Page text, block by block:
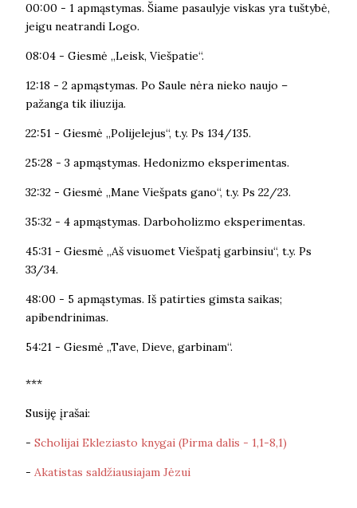
00:00 - 1 apmąstymas. Šiame pasaulyje viskas yra tuštybė,
jeigu neatrandi Logo.
08:04 - Giesmė „Leisk, Viešpatie“.
12:18 - 2 apmąstymas. Po Saule nėra nieko naujo –
pažanga tik iliuzija.
22:51 - Giesmė „Polijelejus“, t.y. Ps 134/135.
25:28 - 3 apmąstymas. Hedonizmo eksperimentas.
32:32 - Giesmė „Mane Viešpats gano“, t.y. Ps 22/23.
35:32 - 4 apmąstymas. Darboholizmo eksperimentas.
45:31 - Giesmė „Aš visuomet Viešpatį garbinsiu“, t.y. Ps
33/34.
48:00 - 5 apmąstymas. Iš patirties gimsta saikas;
apibendrinimas.
54:21 - Giesmė „Tave, Dieve, garbinam“.
***
Susiję įrašai:
- Scholijai Ekleziasto knygai (Pirma dalis - 1,1-8,1)
- Akatistas saldžiausiajam Jėzui